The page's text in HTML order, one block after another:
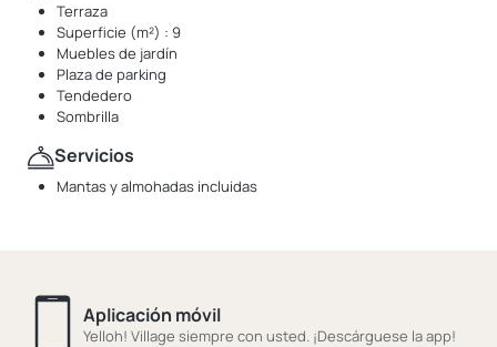
Terraza
Superficie (m²) : 9
Muebles de jardín
Plaza de parking
Tendedero
Sombrilla
Servicios
Mantas y almohadas incluidas
Aplicación móvil
Yelloh! Village siempre con usted. ¡Descárguese la app!